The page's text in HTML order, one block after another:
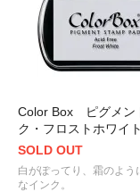
Color Box ピグメン
ク・フロストホワ
SOLD OUT
白がぽってり、霜のよう
なインク。